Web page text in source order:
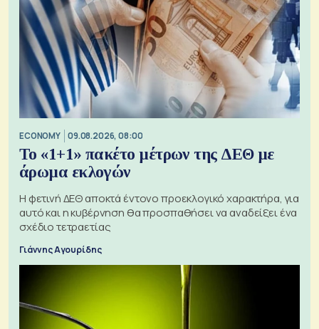
ECONOMY 09.08.2026, 08:00
Το «1+1» πακέτο μέτρων της ΔΕΘ με
άρωμα εκλογών
Η φετινή ΔΕΘ αποκτά έντονο προεκλογικό χαρακτήρα, για
αυτό και η κυβέρνηση θα προσπαθήσει να αναδείξει ένα
σχέδιο τετραετίας
Γιάννης Αγουρίδης